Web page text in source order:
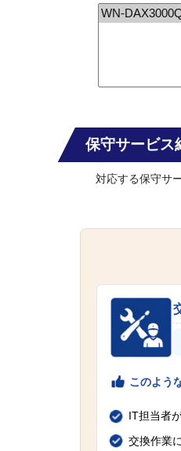
保守サービス
対応する保守サ
このよう
IT担当者
交換作業